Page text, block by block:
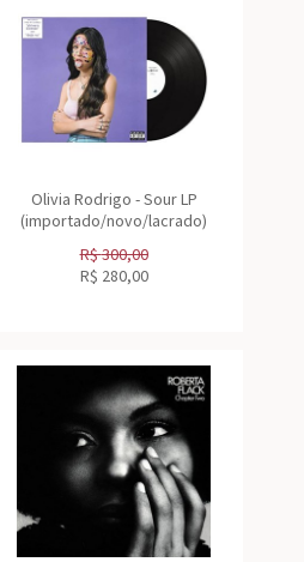
Olivia Rodrigo - Sour LP
(importado/novo/lacrado)
R$300,00
R$ 280,00